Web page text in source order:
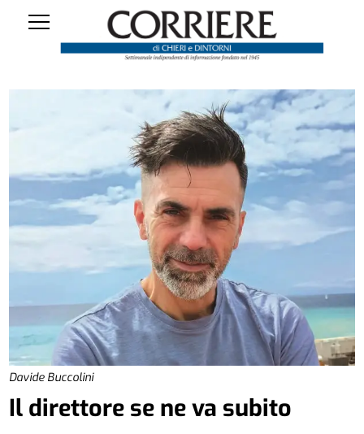
Davide Buccolini
Il direttore se ne va subito